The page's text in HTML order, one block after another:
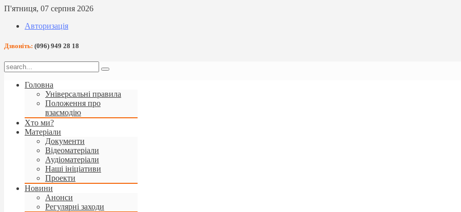
П'ятниця, 07 серпня 2026
Авторизація
Дзвоніть: (096) 949 28 18
Головна
Універсальні правила
Положення про
взаємодію
Хто ми?
Матеріали
Документи
Відеоматеріали
Аудіоматеріали
Наші ініціативи
Проекти
Новини
Анонси
Регулярні заходи